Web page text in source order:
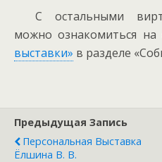
С остальными
можно ознакомиться на
выставки» в разделе
Предыдущая Запись
Персональная Выставка
Ёлшина В. В.